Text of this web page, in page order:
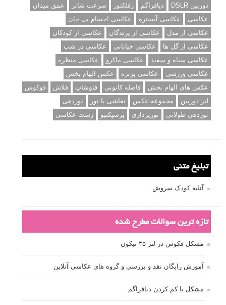
دوربین DSLR
دیافراگم رفلکتور سرعت شاتر
عمق میدان
عکاسی
عکاسی آبستره
عکاسی اجسام بی جان
عکاسی از مدل
عکاسی از پرندگان
عکاسی از کودکان
عکاسی از گل ها
عکاسی خیابانی
عکاسی در شب
عکاسی سیاه و سفید
عکاسی ماکرو
عکاسی منظره
عکاسی ورزشی
عکاسی پرتره
عکس الهام بخش
عکس های الهام بخش
فاصله کانونی فتوشاپ فلاش
فوکوس
لنز دوربین
مجموعه عکس نقاشی با نور
نوردهی
نوردهی طولانی
نورپردازی پرسپکتیو ژست عکاسی
تبلیغ متنی
آتلیه کودک سروش
تازه ترین سوالات مطرح شده
مشکل فکوس در لنز ۳۵ نیکون
آموزش رایگان نقد و بررسی و گروه های عکاسی آنلاین
مشکل با کم کردن دیافراگم